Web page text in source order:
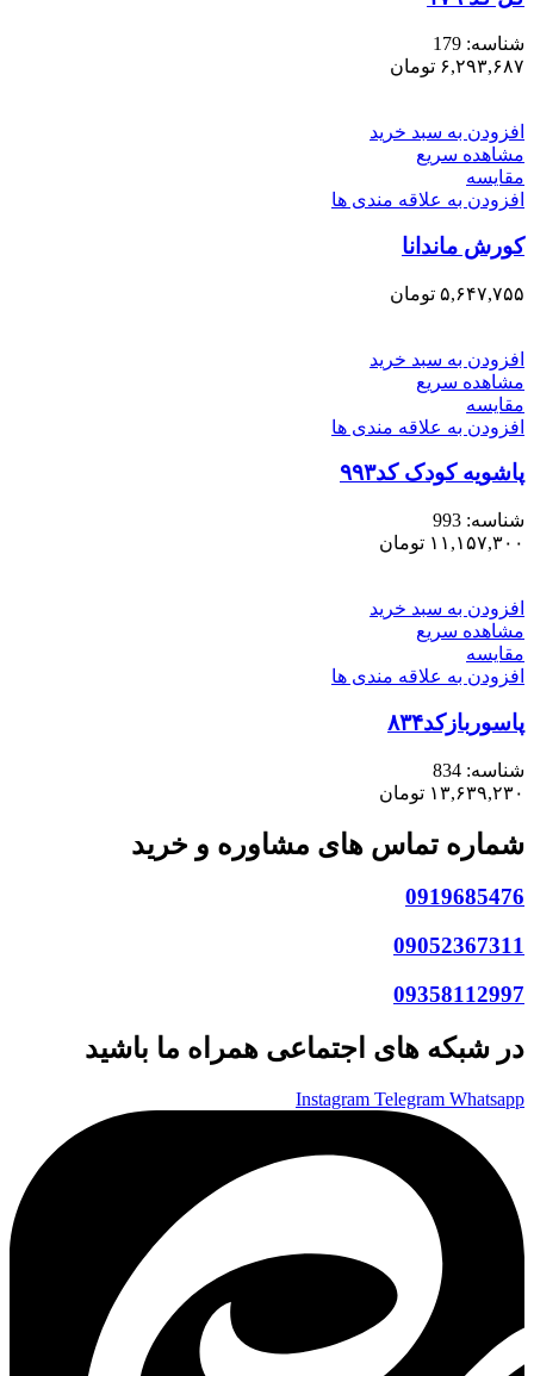
شناسه: 179
۶,۲۹۳,۶۸۷ تومان
افزودن به سبد خرید
مشاهده سریع
مقایسه
افزودن به علاقه مندی ها
کورش ماندانا
۵,۶۴۷,۷۵۵ تومان
افزودن به سبد خرید
مشاهده سریع
مقایسه
افزودن به علاقه مندی ها
پاشویه کودک کد۹۹۳
شناسه: 993
۱۱,۱۵۷,۳۰۰ تومان
افزودن به سبد خرید
مشاهده سریع
مقایسه
افزودن به علاقه مندی ها
پاسوربازکد۸۳۴
شناسه: 834
۱۳,۶۳۹,۲۳۰ تومان
شماره تماس های مشاوره و خرید
0919685476
09052367311
09358112997
در شبکه های اجتماعی همراه ما باشید
Instagram Telegram Whatsapp